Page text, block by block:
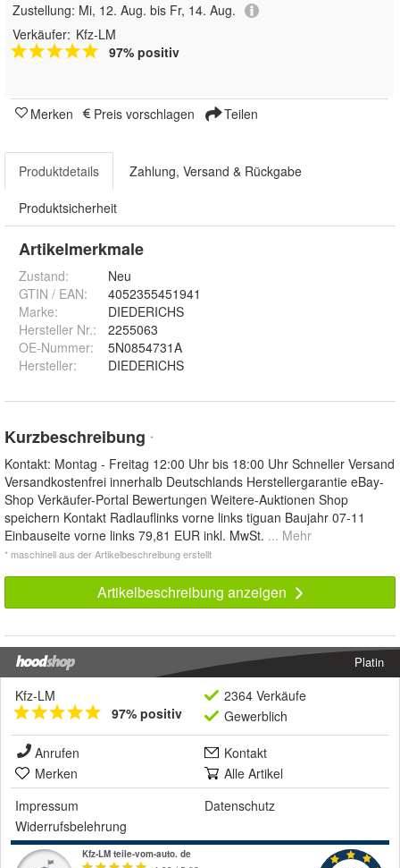
Zustellung: Mi, 12. Aug. bis Fr, 14. Aug.
Verkäufer: Kfz-LM
97% positiv
Merken Preis vorschlagen Teilen
Produktdetails Zahlung, Versand & Rückgabe
Produktsicherheit
Artikelmerkmale
Zustand:
Neu
GTIN / EAN:
4052355451941
Marke:
DIEDERICHS
Hersteller Nr.:
2255063
OE-Nummer:
5N0854731A
Hersteller: DIEDERICHS
Kurzbeschreibung *
Kontakt: Montag - Freitag 12:00 Uhr bis 18:00 Uhr Schneller Versand
Versandkostenfrei innerhalb Deutschlands Herstellergarantie eBay-
Shop Verkäufer-Portal Bewertungen Weitere-Auktionen Shop
speichern Kontakt Radlauflinks vorne links tiguan Baujahr 07-11
Einbauseite vorne links 79,81 EUR inkl. MwSt. ... Mehr
* maschinell aus der Artikelbeschreibung erstellt
Artikelbeschreibung anzeigen
Platin
Kfz-LM
97% positiv
2364 Verkäufe
Gewerblich
Anrufen
Kontakt
Merken
Alle Artikel
Impressum
Datenschutz
Widerrufsbelehrung